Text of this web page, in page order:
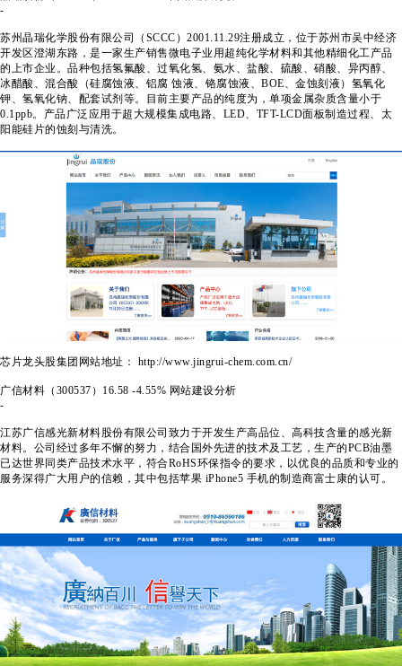
-
苏州晶瑞化学股份有限公司（SCCC）2001.11.29注册成立，位于苏州市吴中经济
开发区澄湖东路，是一家生产销售微电子业用超纯化学材料和其他精细化工产品
的上市企业。品种包括氢氟酸、过氧化氢、氨水、盐酸、硫酸、硝酸、异丙醇、
冰醋酸、混合酸（硅腐蚀液、铝腐 蚀液、铬腐蚀液、BOE、金蚀刻液）氢氧化
钾、氢氧化钠、配套试剂等。目前主要产品的纯度为，单项金属杂质含量小于
0.1ppb。产品广泛应用于超大规模集成电路、LED、TFT-LCD面板制造过程、太
阳能硅片的蚀刻与清洗。
芯片龙头股集团网站地址： http://www.jingrui-chem.com.cn/
广信材料（300537） 16.58 -4.55% 网站建设分析
-
江苏广信感光新材料股份有限公司致力于开发生产高品位、高科技含量的感光新
材料。公司经过多年不懈的努力，结合国外先进的技术及工艺，生产的PCB油墨
已达世界同类产品技术水平，符合RoHS环保指令的要求，以优良的品质和专业的
服务深得广大用户的信赖，其中包括苹果 iPhone5 手机的制造商富士康的认可。